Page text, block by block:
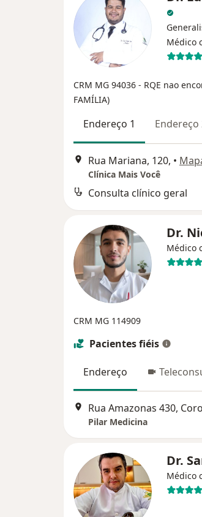
Médico
CRM MG 94036 - RQE nao
FAMÍLIA)
Endereço 1 Endereço
Rua Mariana, 120, •
Clínica Mais Você
Consulta clínico geral
Dr.
Médico
CRM MG 114909
Pacientes fiéis
Endereço
Rua Amazonas 430,
Pilar Medicina
Dr.
Médico